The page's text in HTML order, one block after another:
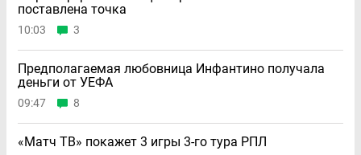
поставлена точка
10:03 3
Предполагаемая любовница Инфантино получала
деньги от УЕФА
09:47 8
«Матч ТВ» покажет 3 игры 3-го тура РПЛ